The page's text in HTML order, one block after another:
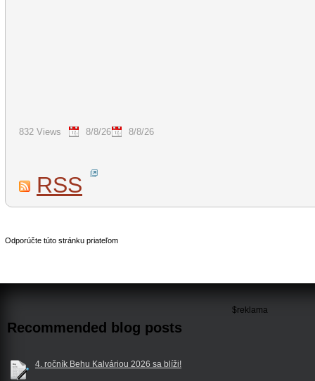
832 Views 8/8/26 8/8/26
RSS
Odporúčte túto stránku priateľom
Recommended blog posts
4. ročník Behu Kalváriou 2026 sa blíži!
$reklama